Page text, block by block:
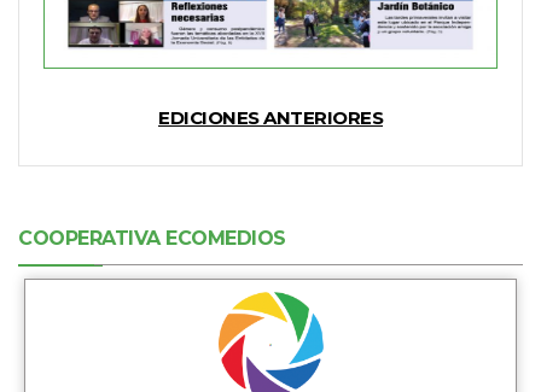
EDICIONES ANTERIORES
COOPERATIVA ECOMEDIOS